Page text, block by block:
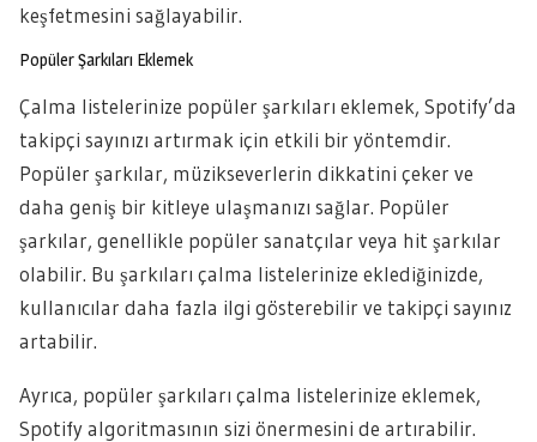
keşfetmesini sağlayabilir.
Popüler Şarkıları Eklemek
Çalma listelerinize popüler şarkıları eklemek, Spotify’da
takipçi sayınızı artırmak için etkili bir yöntemdir.
Popüler şarkılar, müzikseverlerin dikkatini çeker ve
daha geniş bir kitleye ulaşmanızı sağlar. Popüler
şarkılar, genellikle popüler sanatçılar veya hit şarkılar
olabilir. Bu şarkıları çalma listelerinize eklediğinizde,
kullanıcılar daha fazla ilgi gösterebilir ve takipçi sayınız
artabilir.
Ayrıca, popüler şarkıları çalma listelerinize eklemek,
Spotify algoritmasının sizi önermesini de artırabilir.